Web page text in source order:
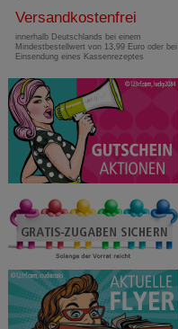
Versandkostenfrei
innerhalb Deutschlands bei einem
Mindestbestellwert von 13,99 Euro oder bei
Einsendung eines Kassenrezeptes